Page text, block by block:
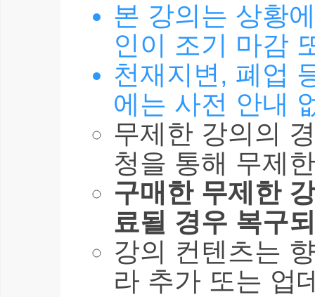
본 강의는 상황
인이 조기 마감
천재지변, 폐업
에는 사전 안내
무제한 강의의
청을 통해 무제
구매한 무제한
료될 경우 복구
강의 컨텐츠는
라 추가 또는 업